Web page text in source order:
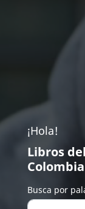
¡Hola!
Libros
Busca por